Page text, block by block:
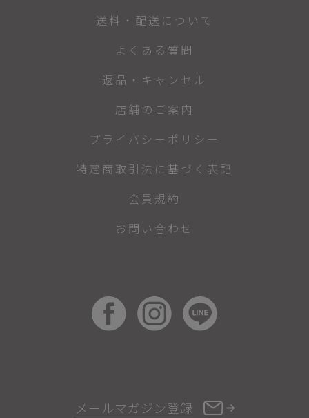
メールマガジン登録
送料・配送について
よくある質問
返品・キャンセル
店舗のご案内
プライバシーポリシー
特定商取引法に基づく表記
会員規約
お問い合わせ